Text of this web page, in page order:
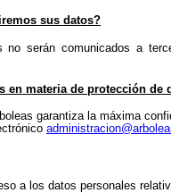
sus datos?
no serán comunicados a
en materia de protección de
garantiza la máxima
a los datos personales